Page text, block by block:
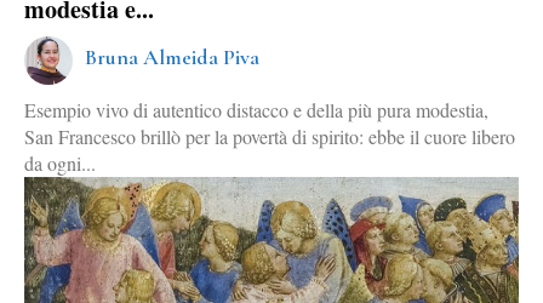
modestia e...
Bruna Almeida Piva
Esempio vivo di autentico distacco e della più pura modestia,
San Francesco brillò per la povertà di spirito: ebbe il cuore libero
da ogni...